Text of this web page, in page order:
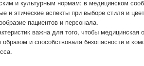
и культурным нормам: в медицинском
и этические аспекты при выборе стиля и
пациентов и персонала.
важна для того, чтобы
и способствовала безопасности и